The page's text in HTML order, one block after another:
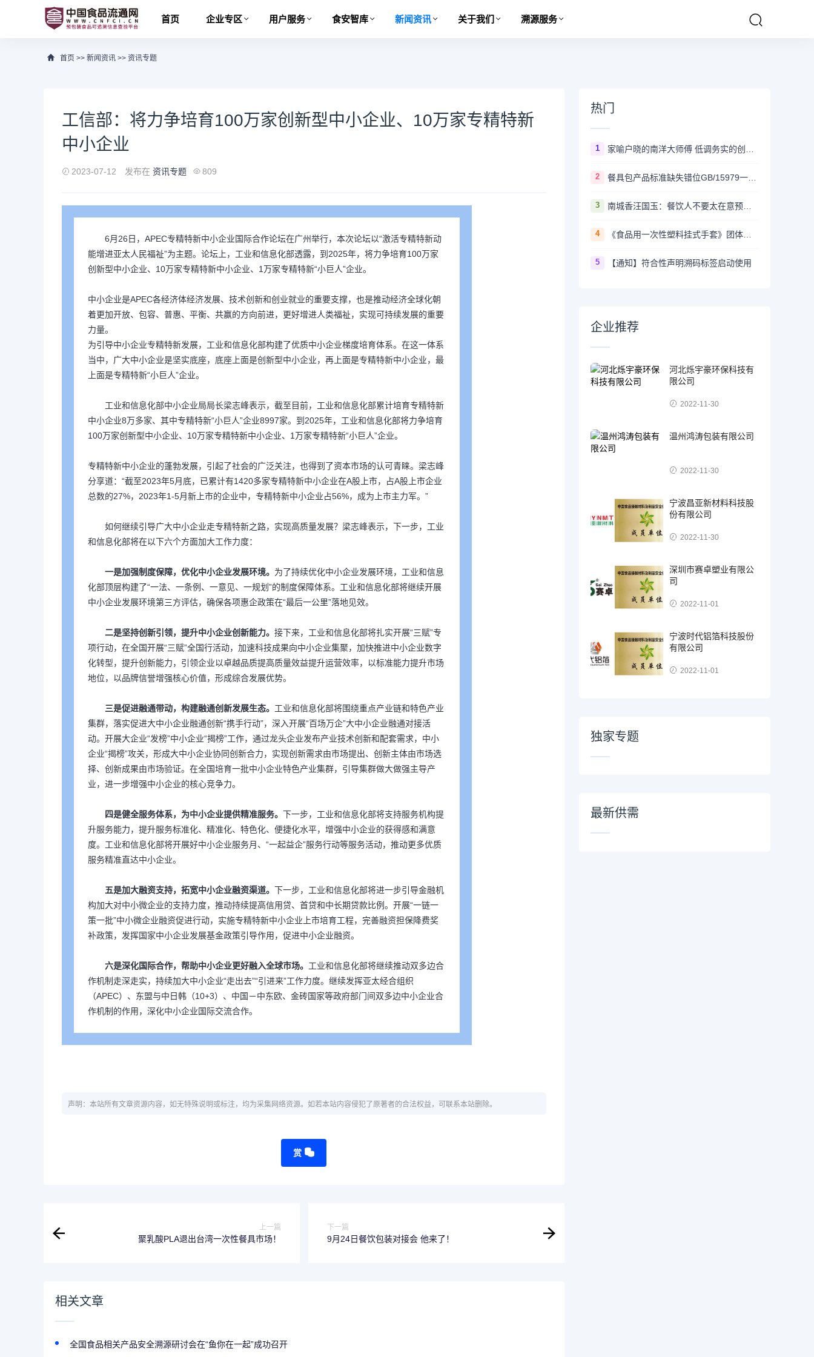
首页 企业专区 用户服务 食安智库 新闻资讯 关于我们 溯源服务
首页 >> 新闻资讯 >> 资讯专题
工信部：将力争培育100万家创新型中小企业、10万家专精特新
中小企业
2023-07-12 发布在 资讯专题 809
6月26日，APEC专精特新中小企业国际合作论坛在广州举行，本次论坛以“激活专精特新动
能增进亚太人民福祉”为主题。论坛上，工业和信息化部透露，到2025年，将力争培育100万家
创新型中小企业、10万家专精特新中小企业、1万家专精特新“小巨人”企业。
中小企业是APEC各经济体经济发展、技术创新和创业就业的重要支撑，也是推动经济全球化朝
着更加开放、包容、普惠、平衡、共赢的方向前进，更好增进人类福祉，实现可持续发展的重要
力量。
为引导中小企业专精特新发展，工业和信息化部构建了优质中小企业梯度培育体系。在这一体系
当中，广大中小企业是坚实底座，底座上面是创新型中小企业，再上面是专精特新中小企业，最
上面是专精特新“小巨人”企业。
工业和信息化部中小企业局局长梁志峰表示，截至目前，工业和信息化部累计培育专精特新
中小企业8万多家、其中专精特新“小巨人”企业8997家。到2025年，工业和信息化部将力争培育
100万家创新型中小企业、10万家专精特新中小企业、1万家专精特新“小巨人”企业。
专精特新中小企业的蓬勃发展，引起了社会的广泛关注，也得到了资本市场的认可青睐。梁志峰
分享道：“截至2023年5月底，已累计有1420多家专精特新中小企业在A股上市，占A股上市企业
总数的27%，2023年1-5月新上市的企业中，专精特新中小企业占56%，成为上市主力军。”
如何继续引导广大中小企业走专精特新之路，实现高质量发展？梁志峰表示，下一步，工业
和信息化部将在以下六个方面加大工作力度：
一是加强制度保障，优化中小企业发展环境。 为了持续优化中小企业发展环境，工业和信息
化部顶层构建了“一法、一条例、一意见、一规划”的制度保障体系。工业和信息化部将继续开展
中小企业发展环境第三方评估，确保各项惠企政策在“最后一公里”落地见效。
二是坚持创新引领，提升中小企业创新能力。 接下来，工业和信息化部将扎实开展“三赋”专
项行动，在全国开展“三赋”全国行活动，加速科技成果向中小企业集聚，加快推进中小企业数字
化转型，提升创新能力，引领企业以卓越品质提高质量效益提升运营效率，以标准能力提升市场
地位，以品牌信誉增强核心价值，形成综合发展优势。
三是促进融通带动，构建融通创新发展生态。 工业和信息化部将围绕重点产业链和特色产业
集群，落实促进大中小企业融通创新“携手行动”，深入开展“百场万企”大中小企业融通对接活
动。开展大企业“发榜”中小企业“揭榜”工作，通过龙头企业发布产业技术创新和配套需求，中小
企业“揭榜”攻关，形成大中小企业协同创新合力，实现创新需求由市场提出、创新主体由市场选
择、创新成果由市场验证。在全国培育一批中小企业特色产业集群，引导集群做大做强主导产
业，进一步增强中小企业的核心竞争力。
四是健全服务体系，为中小企业提供精准服务。 下一步，工业和信息化部将支持服务机构提
升服务能力，提升服务标准化、精准化、特色化、便捷化水平，增强中小企业的获得感和满意
度。工业和信息化部将开展好中小企业服务月、“一起益企”服务行动等服务活动，推动更多优质
服务精准直达中小企业。
五是加大融资支持，拓宽中小企业融资渠道。 下一步，工业和信息化部将进一步引导金融机
构加大对中小微企业的支持力度，推动持续提高信用贷、首贷和中长期贷款比例。开展“一链一
策一批”中小微企业融资促进行动，实施专精特新中小企业上市培育工程，完善融资担保降费奖
补政策，发挥国家中小企业发展基金政策引导作用，促进中小企业融资。
六是深化国际合作，帮助中小企业更好融入全球市场。 工业和信息化部将继续推动双多边合
作机制走深走实，持续加大中小企业“走出去”“引进来”工作力度。继续发挥亚太经合组织
（APEC）、东盟与中日韩（10+3）、中国－中东欧、金砖国家等政府部门间双多边中小企业合
作机制的作用，深化中小企业国际交流合作。
声明：本站所有文章资源内容，如无特殊说明或标注，均为采集网络资源。如若本站内容侵犯了原著者的合法权益，可联系本站删除。
赏
上一篇
聚乳酸PLA退出台湾一次性餐具市场！
下一篇
9月24日餐饮包装对接会 他来了！
相关文章
全国食品相关产品安全溯源研讨会在“鱼你在一起”成功召开
热门
1
2 餐具包产品标准缺失错位GB/15979一次性卫生用品标准
3 南城香汪国玉：餐饮人不要太在意预制菜
4 《食品用一次性塑料挂式手套》团体标准研讨会在合肥召开
5 【通知】符合性声明溯码标签启动使用
企业推荐
河北烁宇豪环保科技有
限公司
2022-11-30
温州鸿涛包装有限公司
2022-11-30
宁波昌亚新材料科技股
份有限公司
2022-11-30
深圳市赛卓塑业有限公
司
2022-11-01
宁波时代铝箔科技股份
有限公司
2022-11-01
独家专题
最新供需